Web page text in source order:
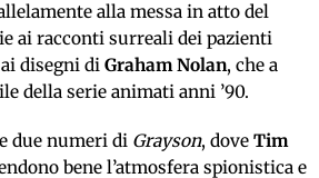
alla messa in atto del
ai racconti surreali dei pazienti
disegni di Graham Nolan, che a
della serie animati anni ’90.
due numeri di Grayson, dove Tim
bene l’atmosfera spionistica e